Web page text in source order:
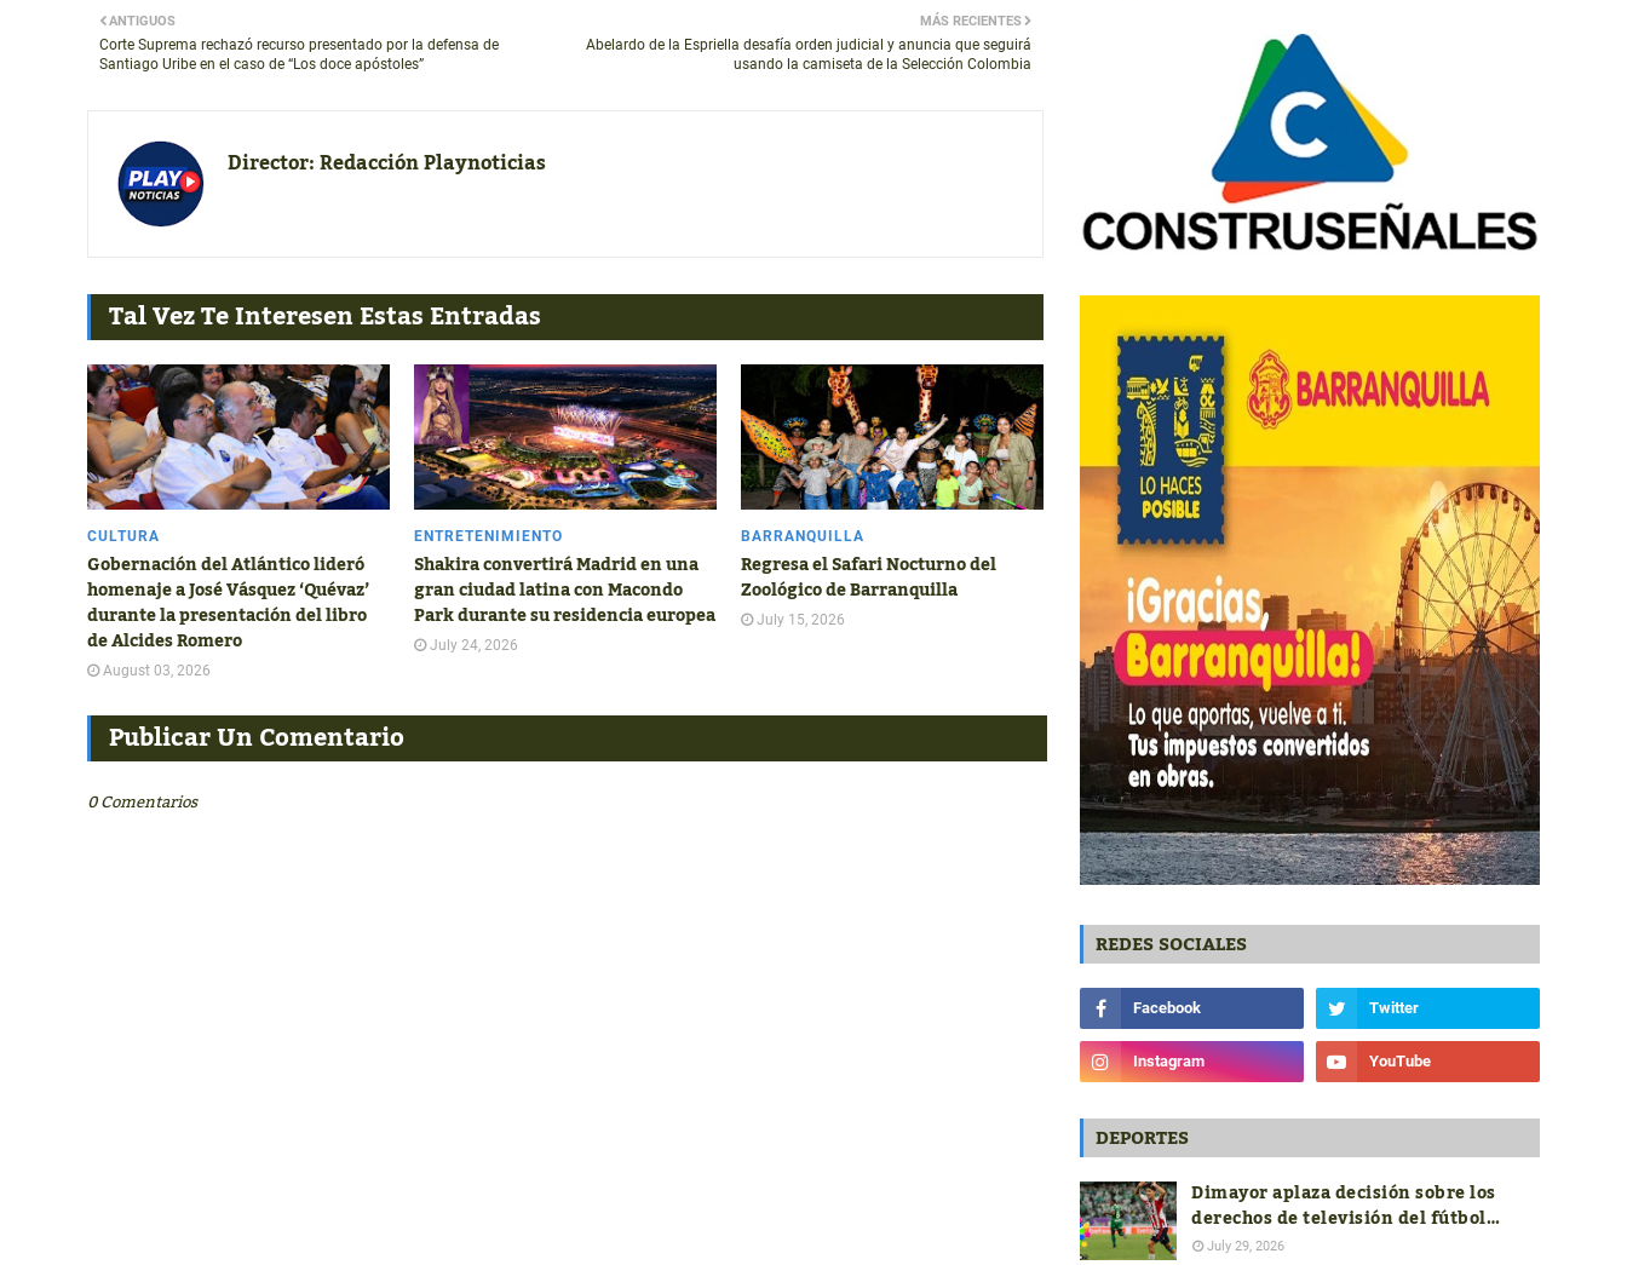
MÁS RECIENTES
Abelardo de la Espriella desafía orden judicial y anuncia que seguirá
usando la camiseta de la Selección Colombia
ANTIGUOS
Corte Suprema rechazó recurso presentado por la defensa de
Santiago Uribe en el caso de “Los doce apóstoles”
Director:Redacción Playnoticias
Tal Vez Te Interesen Estas Entradas
CULTURA
Gobernación del Atlántico lideró
homenaje a José Vásquez ‘Quévaz’
durante la presentación del libro
de Alcides Romero
August 03, 2026
ENTRETENIMIENTO
Shakira convertirá Madrid en una
gran ciudad latina con Macondo
Park durante su residencia europea
July 24, 2026
BARRANQUILLA
Regresa el Safari Nocturno del
Zoológico de Barranquilla
July 15, 2026
Publicar Un Comentario
0 Comentarios
REDES SOCIALES
DEPORTES
Dimayor aplaza decisión sobre los
derechos de televisión del fútbol
colombiano hasta conocer las ofertas
July 29, 2026